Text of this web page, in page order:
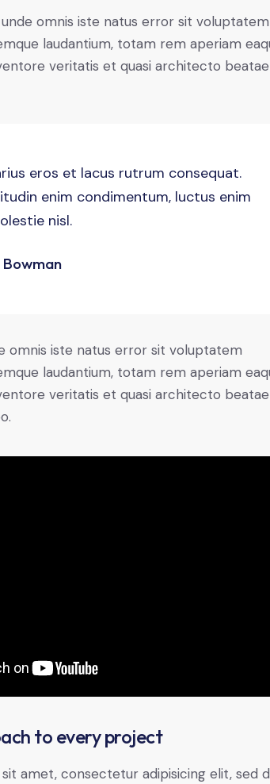
omnis iste natus error sit voluptatem
laudantium, totam rem aperiam
veritatis et quasi architecto
eros et lacus rutrum consequat.
enim condimentum, luctus enim
nisl.
omnis iste natus error sit voluptatem
laudantium, totam rem aperiam
veritatis et quasi architecto
to every project
amet, consectetur adipisicing elit, sed